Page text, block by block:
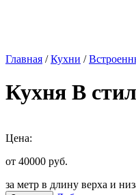
Главная /Кухни /
Кухня В
Цена:
от 40000 руб.
за метр в длину верха и